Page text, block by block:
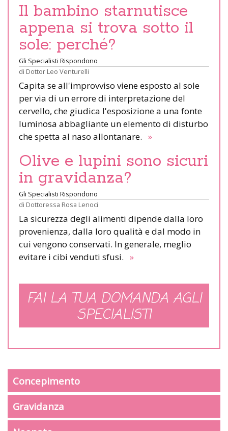
Il bambino starnutisce
appena si trova sotto il
sole: perché?
Gli Specialisti Rispondono
di Dottor Leo Venturelli
Capita se all'improvviso viene esposto al sole
per via di un errore di interpretazione del
cervello, che giudica l'esposizione a una fonte
luminosa abbagliante un elemento di disturbo
che spetta al naso allontanare. »
Olive e lupini sono sicuri
in gravidanza?
Gli Specialisti Rispondono
di Dottoressa Rosa Lenoci
La sicurezza degli alimenti dipende dalla loro
provenienza, dalla loro qualità e dal modo in
cui vengono conservati. In generale, meglio
evitare i cibi venduti sfusi. »
FAI LA TUA DOMANDA AGLI
SPECIALISTI
Concepimento
Gravidanza